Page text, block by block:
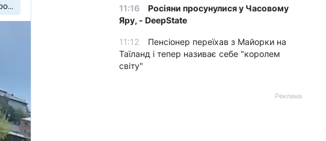
11:16
Росіяни просунулися у Часовому
Яру, - DeepState
11:12
Пенсіонер переїхав з Майорки на
Таїланд і тепер називає себе "королем
світу"
Реклама